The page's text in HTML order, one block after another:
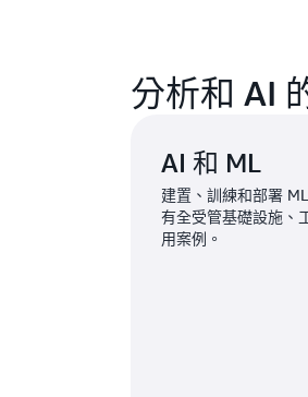
分析和 AI
AI 和 ML
建置、訓練和部署
有全受管基礎設施、
用案例。